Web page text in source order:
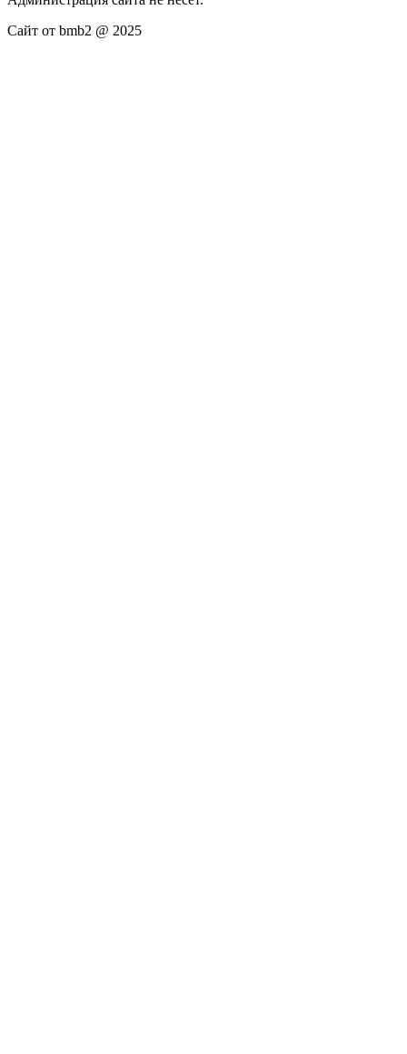
Сайт от bmb2 @ 2025